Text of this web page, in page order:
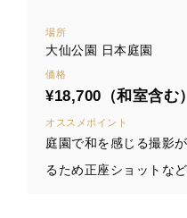
場所
大仙公園 日本庭園
価格
¥18,700 （和室含む）
オススメポイント
庭園で和を感じる撮影
るため正座ショットな